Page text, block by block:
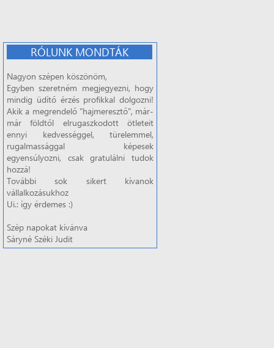
RÓLUNK MONDTÁK
Nagyon szépen köszönöm,
Egyben szeretném megjegyezni, hogy
mindig üdítő érzés profikkal dolgozni!
Akik a megrendelő "hajmeresztő", már-
már földtől elrugaszkodott ötleteit
ennyi kedvességgel, türelemmel,
rugalmassággal képesek
egyensúlyozni, csak gratulálni tudok
hozzá!
További sok sikert kívanok
vállalkozásukhoz
Ui.: így érdemes :)
Szép napokat kívánva
Sáryné Széki Judit